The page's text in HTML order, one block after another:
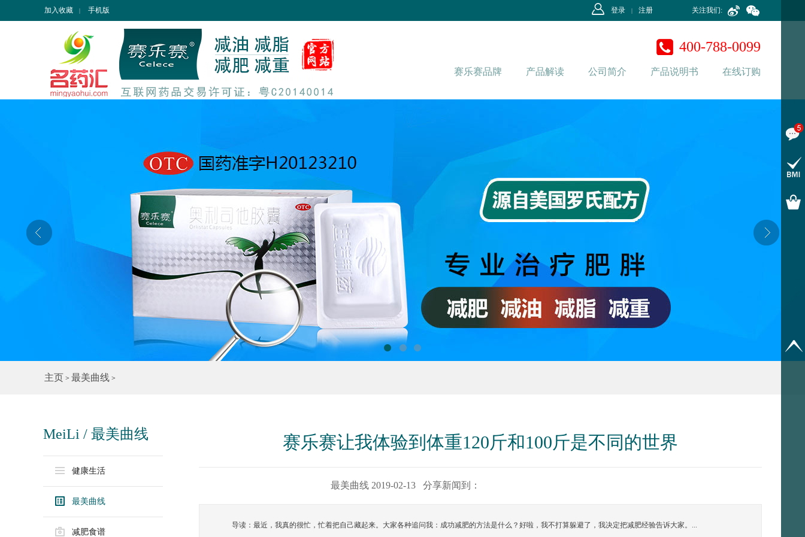
加入收藏 | 手机版 登录 | 注册 关注我们:
400-788-0099
赛乐赛品牌 产品解读 公司简介 产品说明书 在线订购
主页 > 最美曲线 >
MeiLi / 最美曲线
健康生活
最美曲线
减肥食谱
赛乐赛让我体验到体重120斤和100斤是不同的世界
最美曲线 2019-02-13 分享新闻到：
导读：最近，我真的很忙，忙着把自己藏起来。大家各种追问我：成功减肥的方法是什么？好啦，我不打算躲避了，我决定把减肥经验告诉大家。...